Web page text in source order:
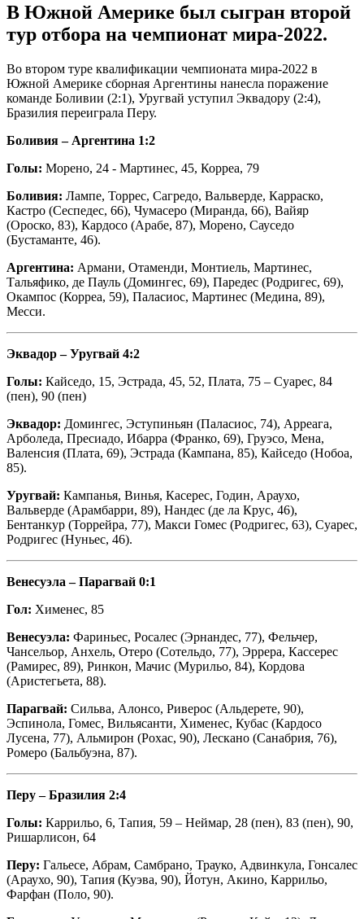
В Южной Америке был сыгран второй
тур отбора на чемпионат мира-2022.
Во втором туре квалификации чемпионата мира-2022 в
Южной Америке сборная Аргентины нанесла поражение
команде Боливии (2:1), Уругвай уступил Эквадору (2:4),
Бразилия переиграла Перу.
Боливия – Аргентина 1:2
Голы: Морено, 24 - Мартинес, 45, Корреа, 79
Боливия: Лампе, Торрес, Сагредо, Вальверде, Карраско,
Кастро (Сеспедес, 66), Чумасеро (Миранда, 66), Вайяр
(Ороско, 83), Кардосо (Арабе, 87), Морено, Сауседо
(Бустаманте, 46).
Аргентина: Армани, Отаменди, Монтиель, Мартинес,
Тальяфико, де Пауль (Домингес, 69), Паредес (Родригес, 69),
Окампос (Корреа, 59), Паласиос, Мартинес (Медина, 89),
Месси.
Эквадор – Уругвай 4:2
Голы: Кайседо, 15, Эстрада, 45, 52, Плата, 75 – Суарес, 84
(пен), 90 (пен)
Эквадор: Домингес, Эступиньян (Паласиос, 74), Арреага,
Арболеда, Пресиадо, Ибарра (Франко, 69), Груэсо, Мена,
Валенсия (Плата, 69), Эстрада (Кампана, 85), Кайседо (Нобоа,
85).
Уругвай: Кампанья, Винья, Касерес, Годин, Араухо,
Вальверде (Арамбарри, 89), Нандес (де ла Крус, 46),
Бентанкур (Торрейра, 77), Макси Гомес (Родригес, 63), Суарес,
Родригес (Нуньес, 46).
Венесуэла – Парагвай 0:1
Гол: Хименес, 85
Венесуэла: Фариньес, Росалес (Эрнандес, 77), Фельчер,
Чансельор, Анхель, Отеро (Сотельдо, 77), Эррера, Кассерес
(Рамирес, 89), Ринкон, Мачис (Мурильо, 84), Кордова
(Аристегьета, 88).
Парагвай: Сильва, Алонсо, Риверос (Альдерете, 90),
Эспинола, Гомес, Вильясанти, Хименес, Кубас (Кардосо
Лусена, 77), Альмирон (Рохас, 90), Лескано (Санабрия, 76),
Ромеро (Бальбуэна, 87).
Перу – Бразилия 2:4
Голы: Каррильо, 6, Тапия, 59 – Неймар, 28 (пен), 83 (пен), 90,
Ришарлисон, 64
Перу: Гальесе, Абрам, Самбрано, Трауко, Адвинкула, Гонсалес
(Араухо, 90), Тапия (Куэва, 90), Йотун, Акино, Каррильо,
Фарфан (Поло, 90).